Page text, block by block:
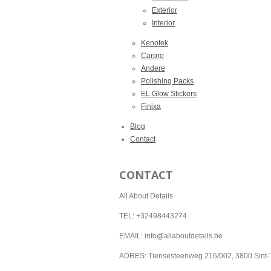
Exterior
Interior
Kenotek
Carpro
Andere
Polishing Packs
EL Glow Stickers
Finixa
Blog
Contact
CONTACT
All About Details
TEL: +32498443274
EMAIL: info@allaboutdetails.be
ADRES: Tiensesteenweg 216/002, 3800 Sint-